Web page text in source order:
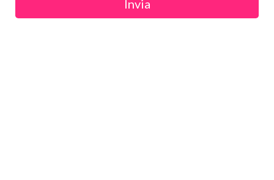
Invia